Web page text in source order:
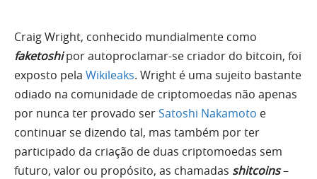
Craig Wright, conhecido mundialmente como
faketoshipor autoproclamar-se criador do bitcoin, foi
exposto pela Wikileaks. Wright é uma sujeito bastante
odiado na comunidade de criptomoedas não apenas
por nunca ter provado serSatoshi Nakamoto e
continuar se dizendo tal, mas também por ter
participado da criação de duas criptomoedas sem
futuro, valor ou propósito, as chamadas shitcoins–